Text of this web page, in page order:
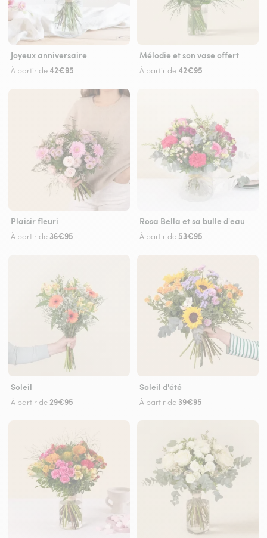
Joyeux anniversaire
À partir de42€95
Mélodie et son vase offert
À partir de42€95
Plaisir fleuri
À partir de 36€95
Rosa Bella et sa bulle d'eau
À partir de 53€95
Soleil
À partir de 29€95
Soleil d'été
À partir de 39€95